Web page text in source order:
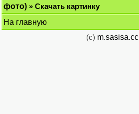
фото) » Скачать картинку
На главную
(c) m.sasisa.cc